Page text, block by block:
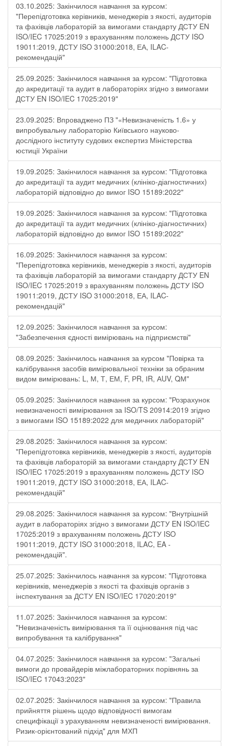
03.10.2025: Закінчилося навчання за курсом:
"Перепідготовка керівників, менеджерів з якості, аудиторів
та фахівців лабораторій за вимогами стандарту ДСТУ EN
ISO/IEC 17025:2019 з врахуванням положень ДСТУ ISO
19011:2019, ДСТУ ISO 31000:2018, ЕА, ILAC-
рекомендацій"
25.09.2025: Закінчилося навчання за курсом: "Підготовка
до акредитації та аудит в лабораторіях згідно з вимогами
ДСТУ EN ISO/IEC 17025:2019"
23.09.2025: Впроваджено ПЗ "«Невизначеність 1.6» у
випробувальну лабораторію Київського науково-
дослідного інституту судових експертиз Міністерства
юстиції України
19.09.2025: Закінчилося навчання за курсом: "Підготовка
до акредитації та аудит медичних (клініко-діагностичних)
лабораторій відповідно до вимог ISO 15189:2022"
19.09.2025: Закінчилося навчання за курсом: "Підготовка
до акредитації та аудит медичних (клініко-діагностичних)
лабораторій відповідно до вимог ISO 15189:2022"
16.09.2025: Закінчилося навчання за курсом:
"Перепідготовка керівників, менеджерів з якості, аудиторів
та фахівців лабораторій за вимогами стандарту ДСТУ EN
ISO/IEC 17025:2019 з врахуванням положень ДСТУ ISO
19011:2019, ДСТУ ISO 31000:2018, ЕА, ILAC-
рекомендацій"
12.09.2025: Закінчилося навчання за курсом:
"Забезпечення єдності вимірювань на підприємстві"
08.09.2025: Закінчилось навчання за курсом "Повірка та
калібрування засобів вимірювальної техніки за обраним
видом вимірювань: L, М, Т, ЕМ, F, РR, ІR, АUV, QМ"
05.09.2025: Закінчилося навчання за курсом: "Розрахунок
невизначеності вимірювання за ISO/TS 20914:2019 згідно
з вимогами ISO 15189:2022 для медичних лабораторій"
29.08.2025: Закінчилося навчання за курсом:
"Перепідготовка керівників, менеджерів з якості, аудиторів
та фахівців лабораторій за вимогами стандарту ДСТУ EN
ISO/IEC 17025:2019 з врахуванням положень ДСТУ ISO
19011:2019, ДСТУ ISO 31000:2018, ЕА, ILAC-
рекомендацій"
29.08.2025: Закінчилося навчання за курсом: "Внутрішній
аудит в лабораторіях згідно з вимогами ДСТУ EN ISO/IEC
17025:2019 з врахуванням положень ДСТУ ISO
19011:2019, ДСТУ ISO 31000:2018, ILAC, EA -
рекомендацій".
25.07.2025: Закінчилось навчання за курсом: "Підготовка
керівників, менеджерів з якості та фахівців органів з
інспектування за ДСТУ EN ISO/IEC 17020:2019"
11.07.2025: Закінчилося навчання за курсом:
"Невизначеність вимірювання та її оцінювання під час
випробування та калібрування"
04.07.2025: Закінчилося навчання за курсом: "Загальні
вимоги до провайдерів міжлабораторних порівнянь за
ISO/IEC 17043:2023"
02.07.2025: Закінчилося навчання за курсом: "Правила
прийняття рішень щодо відповідності вимогам
специфікації з урахуванням невизначеності вимірювання.
Ризик-орієнтований підхід" для МХП